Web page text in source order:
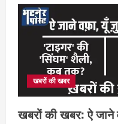
खबरों की खबर
खबरों की खबर: ऐ